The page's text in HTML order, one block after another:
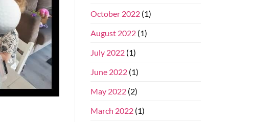
October 2022(1)
August 2022(1)
July 2022(1)
June 2022(1)
May 2022(2)
March 2022(1)